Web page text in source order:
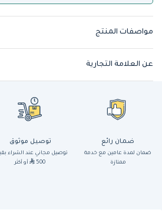
مواصفات المنتج
عن العلامة التجارية
ضمان رائع
ضمان لمدة عامين مع خدمة
ممتازة
توصيل موثوق
توصيل مجاني عند الشراء
500
أو أكثر